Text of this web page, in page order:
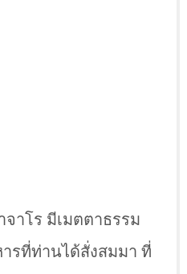
าโร มีเมตตาธรรม
รที่ท่านได้สั่งสมมา ที่